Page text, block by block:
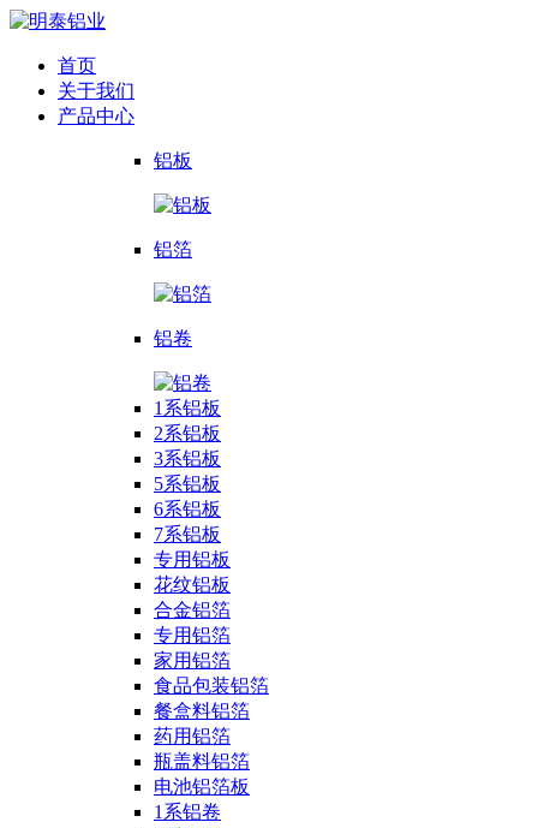
首页
关于我们
产品中心
铝板
铝箔
铝卷
1系铝板
2系铝板
3系铝板
5系铝板
6系铝板
7系铝板
专用铝板
花纹铝板
合金铝箔
专用铝箔
家用铝箔
食品包装铝箔
餐盒料铝箔
药用铝箔
瓶盖料铝箔
电池铝箔板
1系铝卷